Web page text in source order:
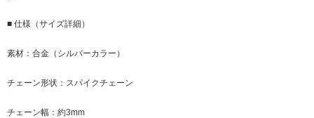
■ 仕様（サイズ詳細）
素材：合金（シルバーカラー）
チェーン形状：スパイクチェーン
チェーン幅：約3mm